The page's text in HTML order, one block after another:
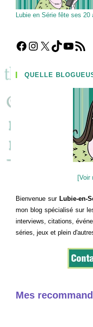
Lubie en Série fête ses 20
Facebook
Instagram
X TikTokYouTube
Flux RSS
QUELLE
[Voir
Bienvenue sur Lubie-en-
mon blog spécialisé sur
interviews, citations,
séries, jeux et plein
Mes